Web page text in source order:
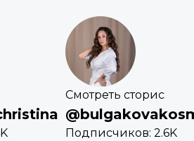
Смотреть сторис
Подписчиков: 2.6K